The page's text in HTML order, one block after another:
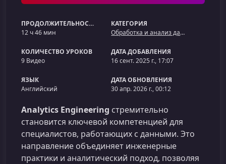
ПРОДОЛЖИТЕЛЬНОСТЬ
12 ч 46 мин
КАТЕГОРИЯ
Обработка и анализ данных
КОЛИЧЕСТВО УРОКОВ
9 Видео
ДАТА ДОБАВЛЕНИЯ
16 сент. 2025 г., 17:07
ЯЗЫК
Английский
ДАТА ОБНОВЛЕНИЯ
30 апр. 2026 г., 00:12
Analytics Engineering стремительно
становится ключевой компетенцией для
специалистов, работающих с данными. Это
направление объединяет инженерные
практики и аналитический подход, позволяя